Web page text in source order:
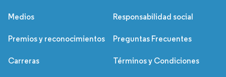
Medios Responsabilidad social
Premios y reconocimientos Preguntas Frecuentes
Carreras Términos y Condiciones